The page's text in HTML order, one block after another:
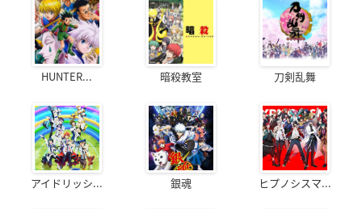
HUNTER... 暗殺教室 刀剣乱舞
アイドリッシ... 銀魂 ヒプノシスマ...